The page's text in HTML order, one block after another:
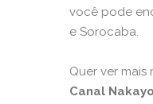
você pode
e Sorocaba.
Quer ver mais
Canal